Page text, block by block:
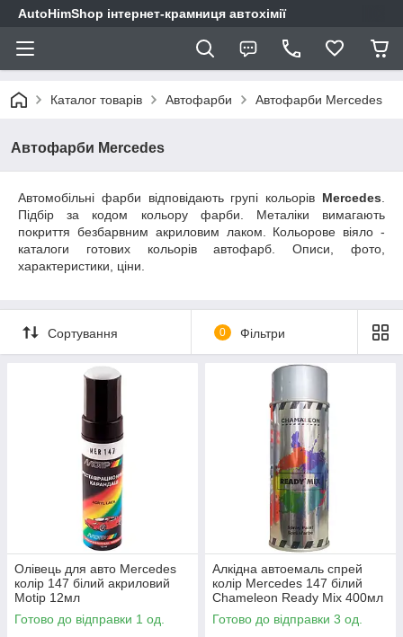
AutoHimShop інтернет-крамниця автохімії
Каталог товарів Автофарби Автофарби Mercedes
Автофарби Mercedes
Автомобільні фарби відповідають групі кольорів Mercedes
Підбір за кодом кольору фарби. Металіки вимагають
покриття безбарвним акриловим лаком. Кольорове віяло -
каталоги готових кольорів автофарб. Описи, фото,
характеристики, ціни.
Сортування 0 Фільтри
Олівець для авто Mercedes
колір 147 білий акриловий
Motip 12мл
Готово до відправки 1 од.
Алкідна автоемаль спрей
колір Mercedes 147 білий
Chameleon Ready Mix 400мл
Готово до відправки 3 од.